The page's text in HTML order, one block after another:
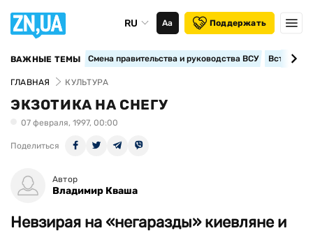
RU Аа Поддержать
ВАЖНЫЕ ТЕМЫ Смена правительства и руководства ВСУ
ГЛАВНАЯ КУЛЬТУРА
ЭКЗОТИКА НА СНЕГУ
07 февраля, 1997, 00:00
Поделиться
Автор
Владимир Кваша
Невзирая на «негаразды» киевляне и